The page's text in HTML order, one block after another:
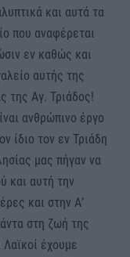
και αυτά τα
που αναφέρεται
εν καθώς και
αυτής της
της Αγ. Τριάδος!
ανθρώπινο έργο
ίδιο τον εν Τριάδη
μας πήγαν να
και αυτή την
και στην Α’
στη ζωή της
Λαϊκοί έχουμε